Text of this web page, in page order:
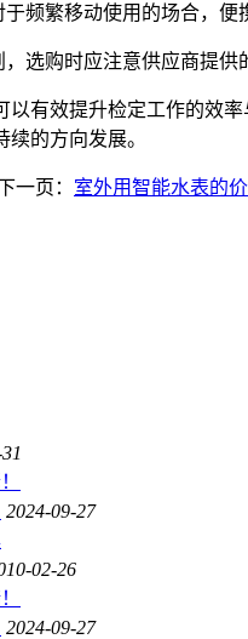
繁移动使用的场合，便
购时应注意供应商提供
效提升检定工作的效率
的方向发展。
一页： 室外用智能水表的
2024-09-27
02-26
2024-09-27